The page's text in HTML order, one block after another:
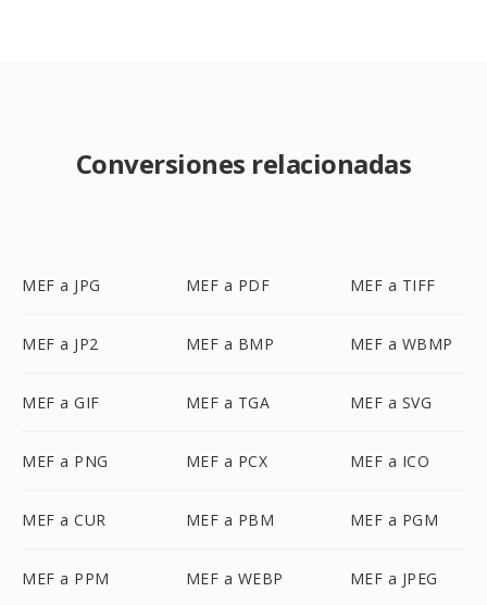
Conversiones relacionadas
MEF a JPG MEF a PDF MEF a TIFF
MEF a JP2 MEF a BMP MEF a WBMP
MEF a GIF MEF a TGA MEF a SVG
MEF a PNG MEF a PCX MEF a ICO
MEF a CUR MEF a PBM MEF a PGM
MEF a PPM MEF a WEBP MEF a JPEG